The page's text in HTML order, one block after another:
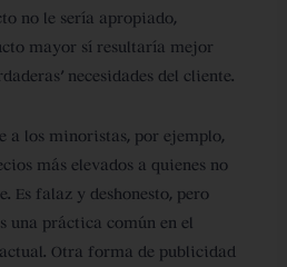
no le sería apropiado,
mayor sí resultaría mejor
necesidades del cliente.
a los minoristas, por ejemplo,
más elevados a quienes no
Es falaz y deshonesto, pero
una práctica común en el
Otra forma de publicidad